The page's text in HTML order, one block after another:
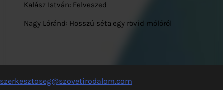
Kalász István: Felveszed
Nagy Lóránd: Hosszú séta egy rövid mólóról
szerkesztoseg@szovetirodalom.com